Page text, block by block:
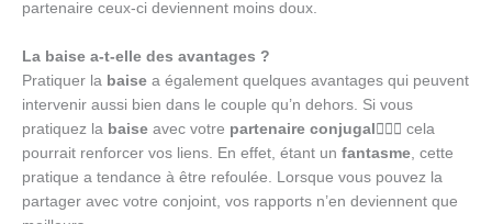
partenaire ceux-ci deviennent moins doux.
La baise a-t-elle des avantages ?
Pratiquer la baise a également quelques avantages qui peuvent
intervenir aussi bien dans le couple qu’n dehors. Si vous
pratiquez la baise avec votre partenaire conjugal 👩‍❤️‍👨 cela
pourrait renforcer vos liens. En effet, étant un fantasme, cette
pratique a tendance à être refoulée. Lorsque vous pouvez la
partager avec votre conjoint, vos rapports n’en deviennent que